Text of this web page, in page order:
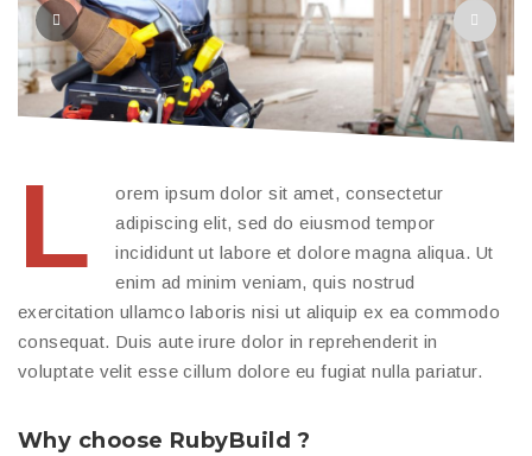
L
orem ipsum dolor sit amet, consectetur
adipiscing elit, sed do eiusmod tempor
incididunt ut labore et dolore magna aliqua. Ut
enim ad minim veniam, quis nostrud
exercitation ullamco laboris nisi ut aliquip ex ea commodo
consequat. Duis aute irure dolor in reprehenderit in
voluptate velit esse cillum dolore eu fugiat nulla pariatur.
Why choose RubyBuild ?